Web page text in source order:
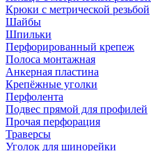
Крюки с метрической резьбой
Шайбы
Шпильки
Перфорированный крепеж
Полоса монтажная
Анкерная пластина
Крепёжные уголки
Перфолента
Подвес прямой для профилей
Прочая перфорация
Траверсы
Уголок для шинорейки